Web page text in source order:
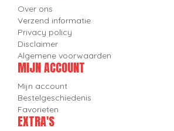
Over ons
Verzend informatie
Privacy policy
Disclaimer
Algemene voorwaarden
MIJN ACCOUNT
Mijn account
Bestelgeschiedenis
Favorieten
EXTRA'S